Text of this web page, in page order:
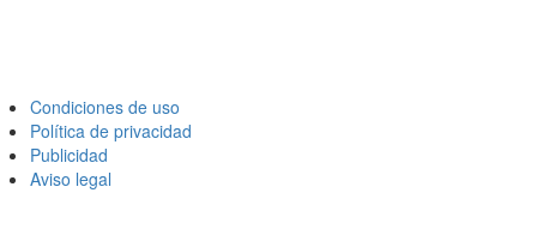
Condiciones de uso
Política de privacidad
Publicidad
Aviso legal